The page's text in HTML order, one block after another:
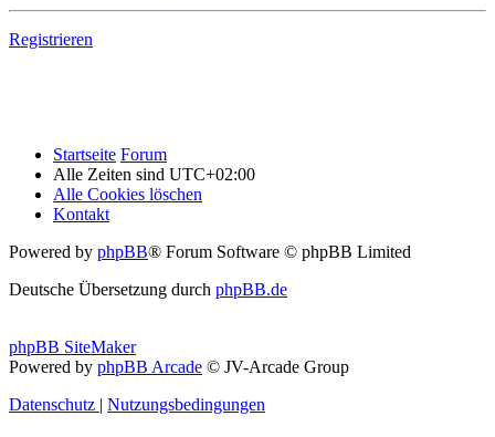
Registrieren
Startseite Forum
Alle Zeiten sind UTC+02:00
Alle Cookies löschen
Kontakt
Powered by phpBB® Forum Software © phpBB Limited
Deutsche Übersetzung durch phpBB.de
phpBB SiteMaker
Powered by phpBB Arcade © JV-Arcade Group
Datenschutz | Nutzungsbedingungen